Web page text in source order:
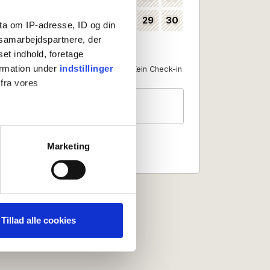
om IP-adresse, ID og din
der
indhold, foretage
under indstillinger
vores
og til at analysere
for sociale medier,
Marketing
Tillad alle cookies
35 24 25 26 27 29 30
36 31
Als Anreisedatum verfügbar Kein Check-in